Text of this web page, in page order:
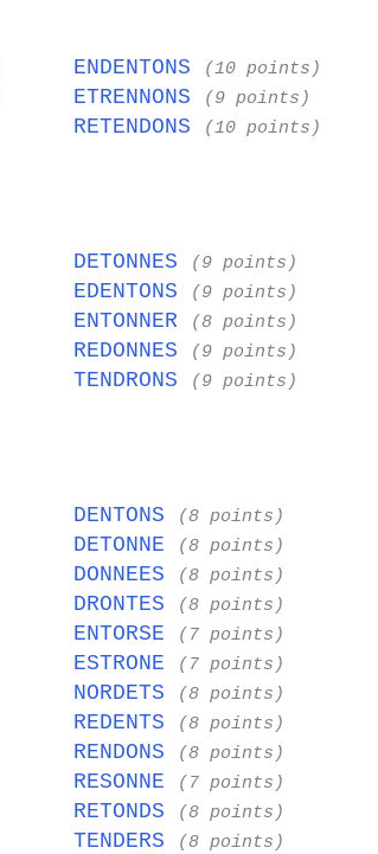
ENDENTONS (10 points)
ETRENNONS (9 points)
RETENDONS (10 points)
DETONNES (9 points)
EDENTONS (9 points)
ENTONNER (8 points)
REDONNES (9 points)
TENDRONS (9 points)
DENTONS (8 points)
DETONNE (8 points)
DONNEES (8 points)
DRONTES (8 points)
ENTORSE (7 points)
ESTRONE (7 points)
NORDETS (8 points)
REDENTS (8 points)
RENDONS (8 points)
RESONNE (7 points)
RETONDS (8 points)
TENDERS (8 points)